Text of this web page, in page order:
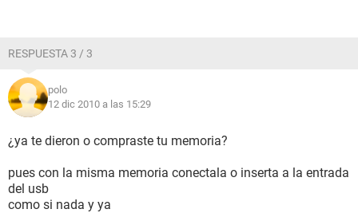
RESPUESTA 3 / 3
polo
12 dic 2010 a las 15:29
¿ya te dieron o compraste tu memoria?
pues con la misma memoria conectala o inserta a la entrada
del usb
como si nada y ya